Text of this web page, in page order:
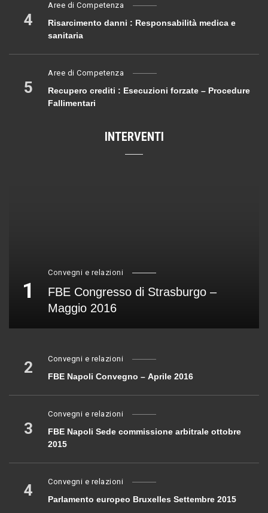
4
Aree di Competenza
Risarcimento danni : Responsabilità medica e
sanitaria
5
Aree di Competenza
Recupero crediti : Esecuzioni forzate – Procedure
Fallimentari
INTERVENTI
1
Convegni e relazioni
FBE Congresso di Strasburgo –
Maggio 2016
2 Convegni e relazioni
FBE Napoli Convegno – Aprile 2016
3
Convegni e relazioni
FBE Napoli Sede commissione arbitrale ottobre
2015
4 Convegni e relazioni
Parlamento europeo Bruxelles Settembre 2015